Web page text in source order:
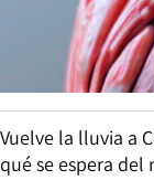
Vuelve la lluvia a
qué se espera del